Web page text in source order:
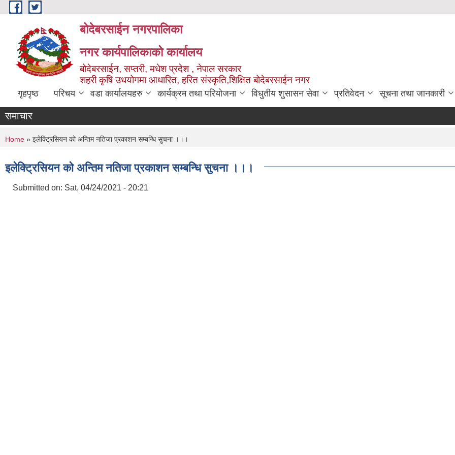
Skip to main content
बोदेबरसाईन नगरपालिका
नगर कार्यपालिकाको कार्यालय
बोदेबरसाईन, सप्तरी, मधेश प्रदेश , नेपाल सरकार
शहरी कृषि उधयोगमा आधारित, हरित संस्कृति,शिक्षित बोदेबरसाईन नगर
गृहपृष्ठ परिचय वडा कार्यालयहरु कार्यक्रम तथा परियोजना विधुतीय शुसासन सेवा प्रतिवेदन सूचना तथा जानकारी
समाचार
You are here
Home » इलेक्ट्रिसियन को अन्तिम नतिजा प्रकाशन सम्बन्धि सुचना ।।।
इलेक्ट्रिसियन को अन्तिम नतिजा प्रकाशन सम्बन्धि सुचना ।।।
Submitted on: Sat, 04/24/2021 - 20:21